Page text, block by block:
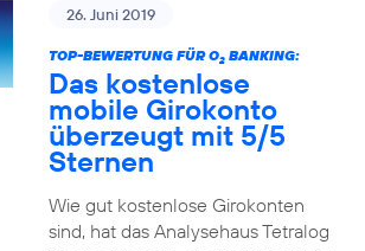
26. Juni 2019
TOP-BEWERTUNG FÜR O2BANKING:
Das kostenlose
mobile Girokonto
überzeugt mit 5/5
Sternen
Wie gut kostenlose Girokonten
sind, hat das Analysehaus Tetralog